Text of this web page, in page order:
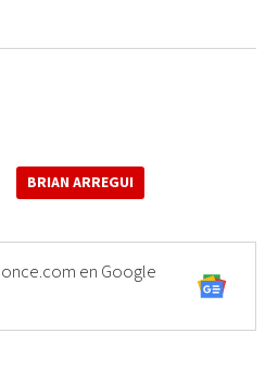
BRIAN ARREGUI
en Google